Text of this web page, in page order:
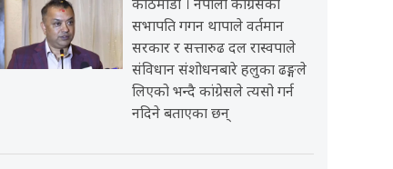
काठमाडौँ । नेपाली कांग्रेसका
सभापति गगन थापाले वर्तमान
सरकार र सत्तारुढ दल रास्वपाले
संविधान संशोधनबारे हलुका ढङ्गले
लिएको भन्दै कांग्रेसले त्यसो गर्न
नदिने बताएका छन्